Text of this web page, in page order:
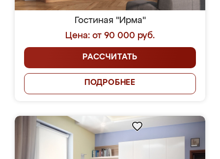
Гостиная "Ирма"
Цена: от 90 000 руб.
РАССЧИТАТЬ
ПОДРОБНЕЕ